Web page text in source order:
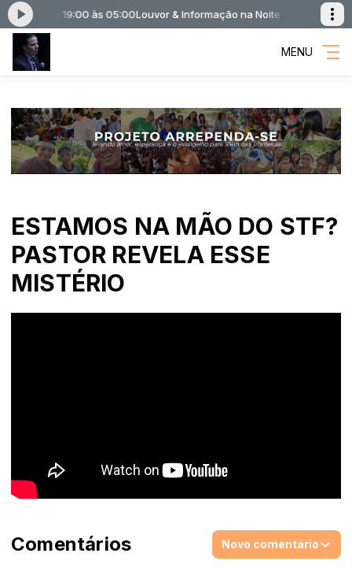
das 19:00 às 05:00Louvor & Informação na Noite das 19:00 às 05:00
MENU
ESTAMOS NA MÃO DO STF?
PASTOR REVELA ESSE
MISTÉRIO
Comentários Novo comentário